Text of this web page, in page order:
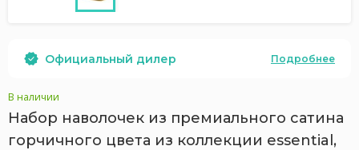
Официальный дилер Подробнее
В наличии
Набор наволочек из премиального сатина
горчичного цвета из коллекции essential,